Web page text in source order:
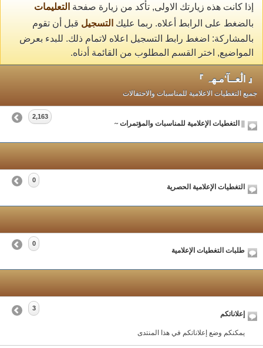
إذا كانت هذه زيارتك الاولى, تأكد من زيارة صفحة التعليمات
بالضغط على الرابط أعلاه. ربما عليك التسجيل قبل أن تقوم
بالمشاركة: اضغط رابط التسجيل اعلاه لاتمام ذلك. للبدء بعرض
المواضيع, اختر القسم المطلوب من القائمة أدناه.
『 اڷعــآ‘مـهہ 』
جميع التغطيات الاعلامية للمناسبات والاحتفالات
|| التغطيات الإعلامية للمناسبات والمؤتمرات ~
2,163
التغطيات الإعلامية الحصرية
0
طلبات التغطيات الإعلامية
0
إعلاناتكم
يمكنكم وضع إعلاناتكم في هذا المنتدى
3